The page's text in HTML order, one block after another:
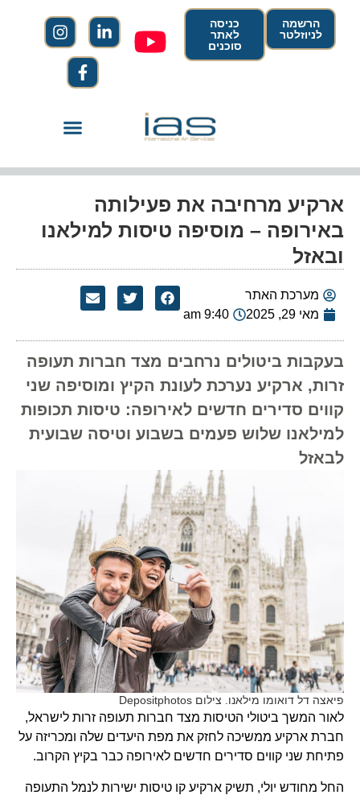
הרשמה
לניוזלטר
כניסה
לאתר
סוכנים
ארקיע מרחיבה את פעילותה
באירופה – מוסיפה טיסות למילאנו
ובאזל
מערכת האתר
מאי 29, 2025
9:40 am
בעקבות ביטולים נרחבים מצד חברות תעופה
זרות, ארקיע נערכת לעונת הקיץ ומוסיפה שני
קווים סדירים חדשים לאירופה: טיסות תכופות
למילאנו שלוש פעמים בשבוע וטיסה שבועית
לבאזל
פיאצה דל דואומו מילאנו. צילום Depositphotos
לאור המשך ביטולי הטיסות מצד חברות תעופה זרות לישראל,
חברת ארקיע ממשיכה לחזק את מפת היעדים שלה ומכריזה על
פתיחת שני קווים סדירים חדשים לאירופה כבר בקיץ הקרוב.
החל מחודש יולי, תשיק ארקיע קו טיסות ישירות לנמל התעופה